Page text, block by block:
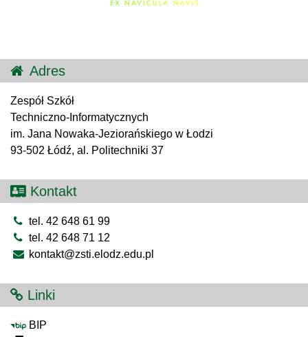
Adres
Zespół Szkół
Techniczno-Informatycznych
im. Jana Nowaka-Jeziorańskiego w Łodzi
93-502 Łódź, al. Politechniki 37
Kontakt
tel. 42 648 61 99
tel. 42 648 71 12
kontakt@zsti.elodz.edu.pl
Linki
BIP